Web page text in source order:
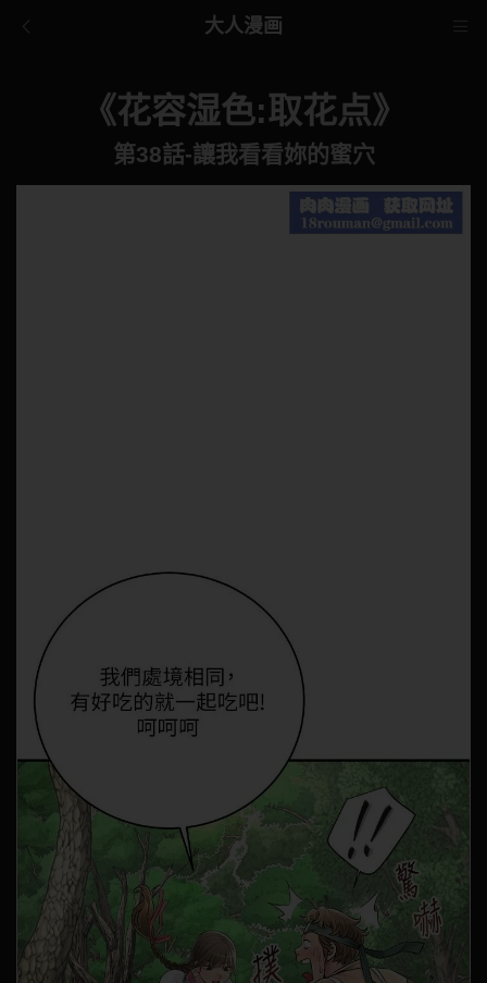
大人漫画
《花容湿色:取花点》
第38話-讓我看看妳的蜜穴